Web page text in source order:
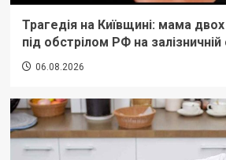
Трагедія на Київщині: мама двох
під обстрілом РФ на залізничній
06.08.2026